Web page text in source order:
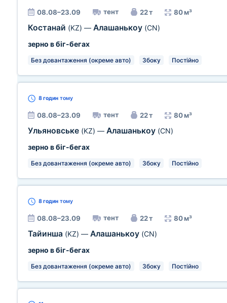
08.08–23.09 тент 22 т 80 м³
Костанай (KZ) — Алашанькоу (CN)
зерно в біг-бегах
Без довантаження (окреме авто) Збоку Постійно
8 годин тому
08.08–23.09 тент 22 т 80 м³
Ульяновське (KZ) — Алашанькоу (CN)
зерно в біг-бегах
Без довантаження (окреме авто) Збоку Постійно
8 годин тому
08.08–23.09 тент 22 т 80 м³
Тайинша (KZ) — Алашанькоу (CN)
зерно в біг-бегах
Без довантаження (окреме авто) Збоку Постійно